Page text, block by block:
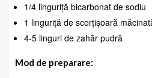
1/4 linguriță bicarbonat de sodiu
1 linguriță de scorțișoară
4-5 linguri de zahăr pudră
Mod de preparare: